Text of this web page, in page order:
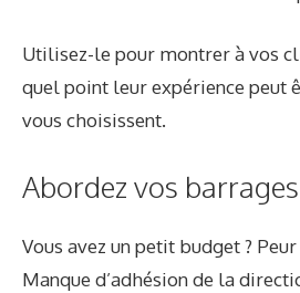
Utilisez-le pour montrer à vos
quel point leur expérience peut
vous choisissent.
Abordez vos
Vous avez un petit budget ?
Manque d’adhésion de la